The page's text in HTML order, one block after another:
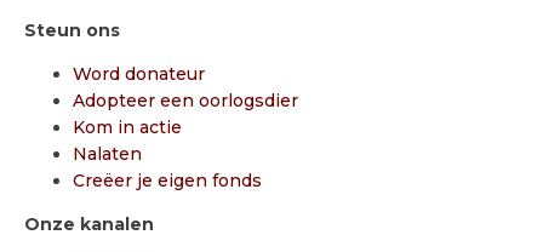
Steun ons
Word donateur
Adopteer een oorlogsdier
Kom in actie
Nalaten
Creëer je eigen fonds
Onze kanalen